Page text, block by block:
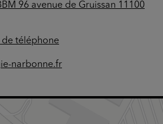
96 avenue de Gruissan 11100
de téléphone
narbonne.fr